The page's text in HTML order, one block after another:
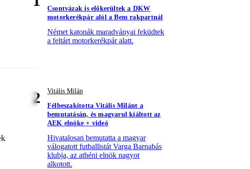
Csontvázak is előkerültek a DKW
motorkerékpár alól a Bem rakpartnál
Német katonák maradványai feküdtek
a feltárt motorkerékpár alatt.
2
Vitális Milán
Félbeszakította Vitális Milánt a
bemutatásán, és magyarul kiáltott az
AEK elnöke + videó
Hivatalosan bemutatta a magyar
válogatott futballistát Varga Barnabás
klubja, az athéni elnök nagyot
alkotott.